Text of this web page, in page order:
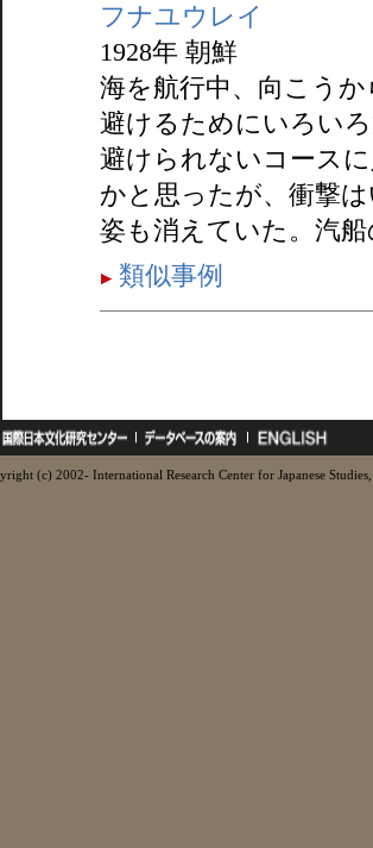
フナユウレイ
1928年 朝鮮
海を航行中、向こう
避けるためにいろい
避けられないコース
かと思ったが、衝撃
姿も消えていた。汽
類似事例
(c) 2002- International Research Center for Japanese